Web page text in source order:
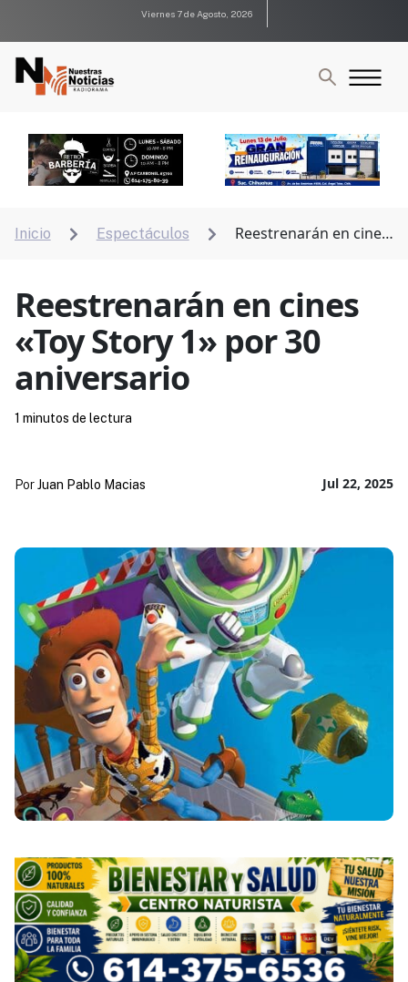
Viernes 7 de Agosto, 2026
Inicio  Espectáculos 
Reestrenarán en cines
Reestrenarán en cines
«Toy Story 1» por 30
aniversario
Jul 22, 2025
PorJuan Pablo Macias
1 minutos de lectura